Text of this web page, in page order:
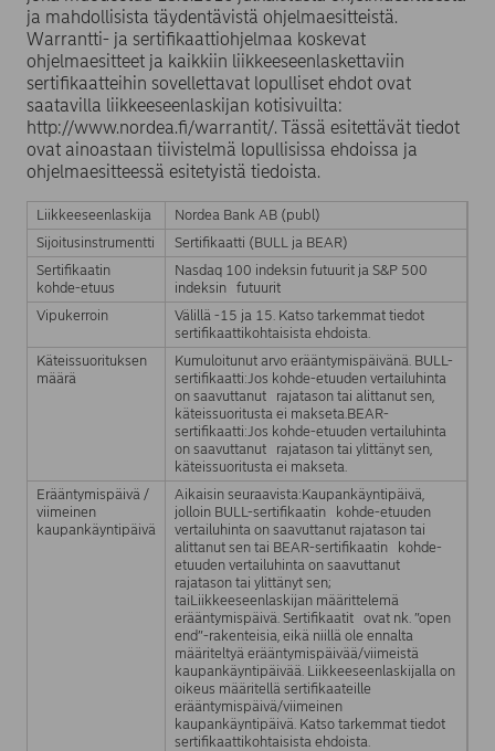
ja mahdollisista täydentävistä ohjelmaesitteistä.
Warrantti- ja sertifikaattiohjelmaa koskevat
ohjelmaesitteet ja kaikkiin liikkeeseenlaskettaviin
sertifikaatteihin sovellettavat lopulliset ehdot ovat
saatavilla liikkeeseenlaskijan kotisivuilta:
http://www.nordea.fi/warrantit/. Tässä esitettävät tiedot
ovat ainoastaan tiivistelmä lopullisissa ehdoissa ja
ohjelmaesitteessä esitetyistä tiedoista.
Liikkeeseenlaskija
Nordea Bank AB (publ)
Sijoitusinstrumentti
Sertifikaatti (BULL ja BEAR)
Sertifikaatin
kohde-etuus
Nasdaq 100 indeksin futuurit ja S&P 500
indeksin futuurit
Vipukerroin
Välillä -15 ja 15. Katso tarkemmat tiedot
sertifikaattikohtaisista ehdoista.
Käteissuorituksen
määrä
Kumuloitunut arvo erääntymispäivänä. BULL-
sertifikaatti:Jos kohde-etuuden vertailuhinta
on saavuttanut rajatason tai alittanut sen,
käteissuoritusta ei makseta.BEAR-
sertifikaatti:Jos kohde-etuuden vertailuhinta
on saavuttanut rajatason tai ylittänyt sen,
käteissuoritusta ei makseta.
Erääntymispäivä /
viimeinen
kaupankäyntipäivä
Aikaisin seuraavista:Kaupankäyntipäivä,
jolloin BULL-sertifikaatin kohde-etuuden
vertailuhinta on saavuttanut rajatason tai
alittanut sen tai BEAR-sertifikaatin kohde-
etuuden vertailuhinta on saavuttanut
rajatason tai ylittänyt sen;
taiLiikkeeseenlaskijan määrittelemä
erääntymispäivä. Sertifikaatit ovat nk. ”open
end”-rakenteisia, eikä niillä ole ennalta
määriteltyä erääntymispäivää/viimeistä
kaupankäyntipäivää. Liikkeeseenlaskijalla on
oikeus määritellä sertifikaateille
erääntymispäivä/viimeinen
kaupankäyntipäivä. Katso tarkemmat tiedot
sertifikaattikohtaisista ehdoista.